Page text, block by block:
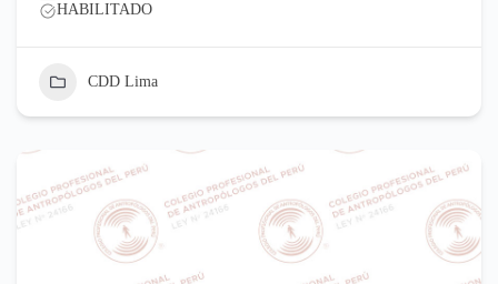
HABILITADO
CDD Lima